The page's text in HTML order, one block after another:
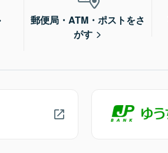
郵便局・ATM・ポストをさ
がす